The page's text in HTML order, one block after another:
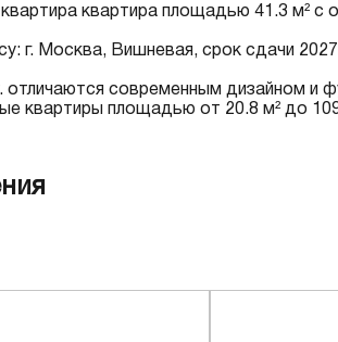
квартира площадью 41.3 м²
г. Москва, Вишневая, срок сдачи
современным дизайном и
квартиры площадью от 20.8 м² до